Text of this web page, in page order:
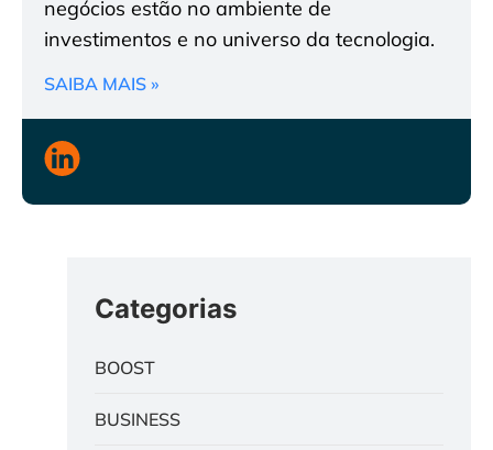
negócios estão no ambiente de
investimentos e no universo da tecnologia.
SAIBA MAIS »
Categorias
BOOST
BUSINESS